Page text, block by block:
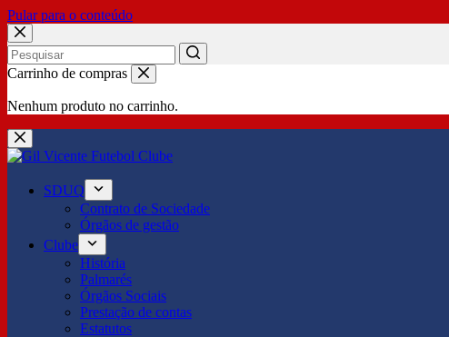
Pular para o conteúdo
No
Carrinho de compras
Nenhum produto no carrinho.
SDUQ
Contrato de Sociedade
Órgãos de gestão
Clube
História
Palmarés
Órgãos Sociais
Prestação de contas
Estatutos